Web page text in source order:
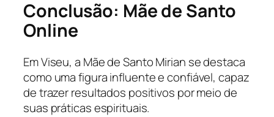
Conclusão: Mãe de Santo
Online
Em Viseu, a Mãe de Santo Mirian se destaca
como uma figura influente e confiável, capaz
de trazer resultados positivos por meio de
suas práticas espirituais.